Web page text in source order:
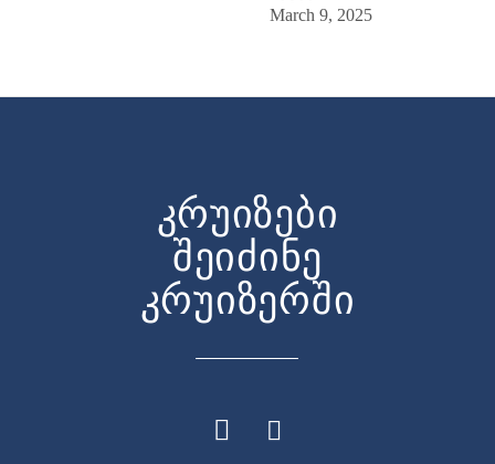
March 9, 2025
კრუიზები
შეიძინე
კრუიზერში